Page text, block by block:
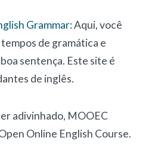
Grammar:Aqui, você
de gramática e
sentença. Este site é
de inglês.
adivinhado, MOOEC
Online English Course.